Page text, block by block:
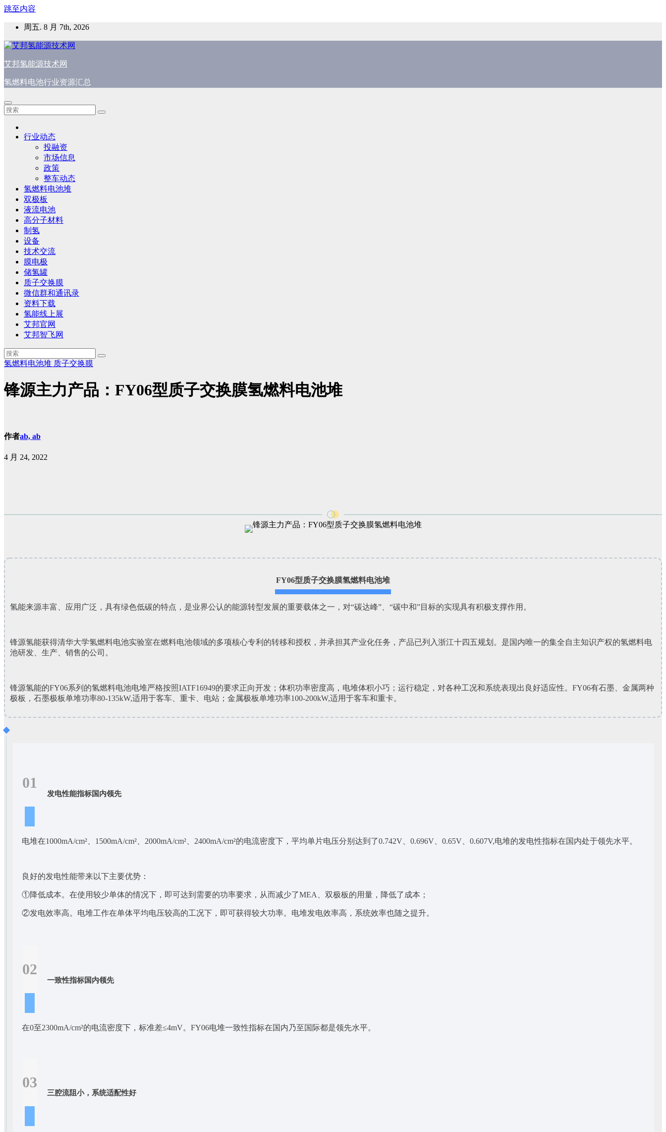
跳至内容
周五. 8 月 7th, 2026
艾邦氢能源技术网
氢燃料电池行业资源汇总
行业动态
投融资
市场信息
政策
整车动态
氢燃料电池堆
双极板
液流电池
高分子材料
制氢
设备
技术交流
膜电极
储氢罐
质子交换膜
微信群和通讯录
资料下载
氢能线上展
艾邦官网
艾邦智飞网
氢燃料电池堆 质子交换膜
锋源主力产品：FY06型质子交换膜氢燃料电池堆
作者ab, ab
4 月 24, 2022
FY06型质子交换膜氢燃料电池堆
氢能来源丰富、应用广泛，具有绿色低碳的特点，是业界公认的能源转型发展的重要载体之一，对“碳达峰”、“碳中和”目标的实现具有积极支撑作用。
锋源氢能获得清华大学氢燃料电池实验室在燃料电池领域的多项核心专利的转移和授权，并承担其产业化任务，产品已列入浙江十四五规划。是国内唯一的集全自主知识产权的氢燃料电
池研发、生产、销售的公司。
锋源氢能的FY06系列的氢燃料电池电堆严格按照IATF16949的要求正向开发；体积功率密度高，电堆体积小巧；运行稳定，对各种工况和系统表现出良好适应性。FY06有石墨、金属两种
极板，石墨极板单堆功率80-135kW,适用于客车、重卡、电站；金属极板单堆功率100-200kW,适用于客车和重卡。
01
发电性能指标国内领先
电堆在1000mA/cm²、1500mA/cm²、2000mA/cm²、2400mA/cm²的电流密度下，平均单片电压分别达到了0.742V、0.696V、0.65V、0.607V,电堆的发电性指标在国内处于领先水平。
良好的发电性能带来以下主要优势：
①降低成本。在使用较少单体的情况下，即可达到需要的功率要求，从而减少了MEA、双极板的用量，降低了成本；
②发电效率高。电堆工作在单体平均电压较高的工况下，即可获得较大功率。电堆发电效率高，系统效率也随之提升。
02
一致性指标国内领先
在0至2300mA/cm²的电流密度下，标准差≤4mV。FY06电堆一致性指标在国内乃至国际都是领先水平。
03
三腔流阻小，系统适配性好